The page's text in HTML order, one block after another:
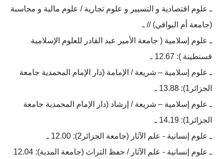
ـ علوم اقتصادية و التسيير و علوم تجارية / علوم مالية و محاسبة
(جامعة أم البواقي) // ـ
ـ علوم إسلامية ( جامعة الأمير عبد القادر للعلوم الإسلامية
قسنطينة ): 12.67 ـ
ـ علوم إسلامية – شريعة / الإمامة (دار الإمام المحمدية جامعة
الجزائر1): 13.88 ـ
ـ علوم إسلامية – شريعة / إرشاد (دار الإمام المحمدية جامعة
الجزائر1): 14.19 ـ
ـ علوم إنسانیة - علم الآثار (جامعة الجزائر2): 12.00 ـ
ـ علوم إنسانیة - علم الآثار / حفظ التراث (جامعة المدية): 12.04